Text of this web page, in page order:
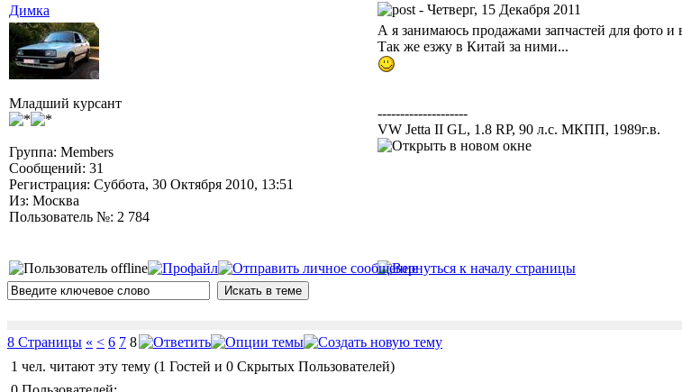
Димка - Четверг, 15 Декабря 2011
Младший курсант
Группа: Members
Сообщений: 31
Регистрация: Суббота, 30 Октября 2010, 13:51
Из: Москва
Пользователь №: 2 784
А я занимаюсь продажами запчастей для фото
Так же езжу в Китай за ними...
--------------------
VW Jetta II GL, 1.8 RP, 90 л.с. МКПП, 1989г.в.
8 Страницы « < 6 7 8
1 чел. читают эту тему (1 Гостей и 0 Скрытых Пользователей)